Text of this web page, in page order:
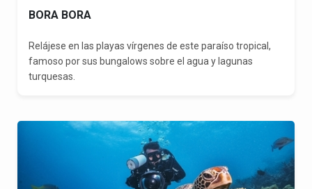
BORA BORA
Relájese en las playas vírgenes de este paraíso tropical,
famoso por sus bungalows sobre el agua y lagunas
turquesas.